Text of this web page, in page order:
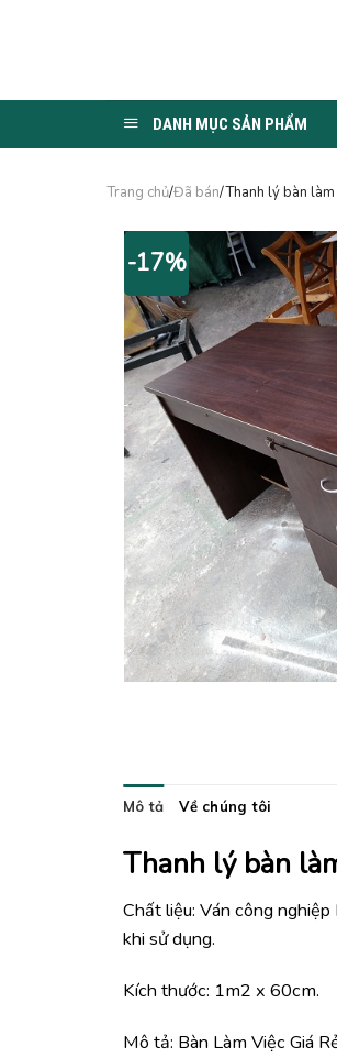
DANH MỤC SẢN PHẨM
Trang chủ/Đã bán/Thanh lý bàn
-17%
Mô tả Về chúng tôi
Thanh lý bàn
Chất liệu: Ván công
khi sử dụng.
Kích thước: 1m2 x 60cm.
Mô tả: Bàn Làm Việc Giá